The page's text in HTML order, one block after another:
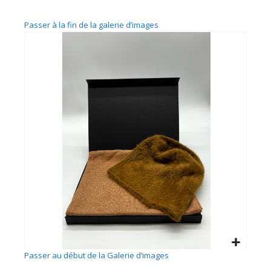
Passer à la fin de la galerie d’images
Passer au début de la Galerie d’images